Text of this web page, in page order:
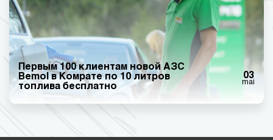
Первым 100 клиентам новой АЗС
Bemol в Комрате по 10 литров
топлива бесплатно
03
mai